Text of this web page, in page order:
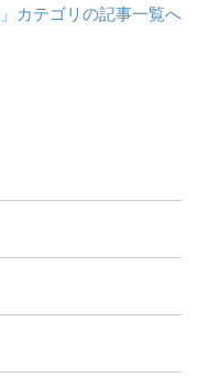
」カテゴリの記事一覧へ